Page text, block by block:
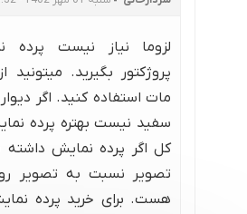
لزوما نیاز نیست پرده
پروژکتور بگیرید. میتونید
مات استفاده کنید. اگر
سفید نیست بهتره پرده
کل اگر پرده نمایش
تصویر نسبت به تصویر
هست. برای خرید پرده